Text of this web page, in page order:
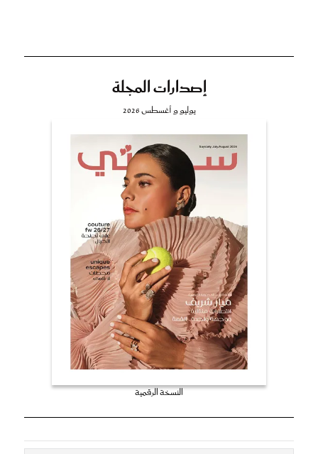
إصدارات المجلة
يوليو و أغسطس 2026
النسخة الرقمية